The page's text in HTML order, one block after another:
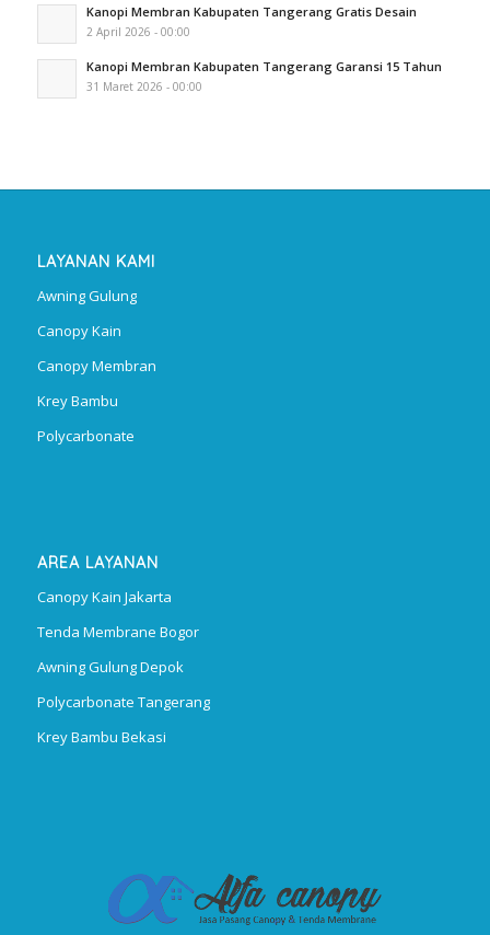
Kanopi Membran Kabupaten Tangerang Gratis Desain
2 April 2026 - 00:00
Kanopi Membran Kabupaten Tangerang Garansi 15 Tahun
31 Maret 2026 - 00:00
LAYANAN KAMI
Awning Gulung
Canopy Kain
Canopy Membran
Krey Bambu
Polycarbonate
AREA LAYANAN
Canopy Kain Jakarta
Tenda Membrane Bogor
Awning Gulung Depok
Polycarbonate Tangerang
Krey Bambu Bekasi